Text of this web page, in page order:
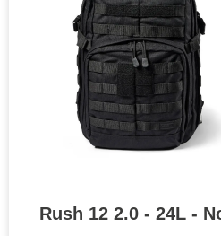
Rush 12 2.0 - 24L -